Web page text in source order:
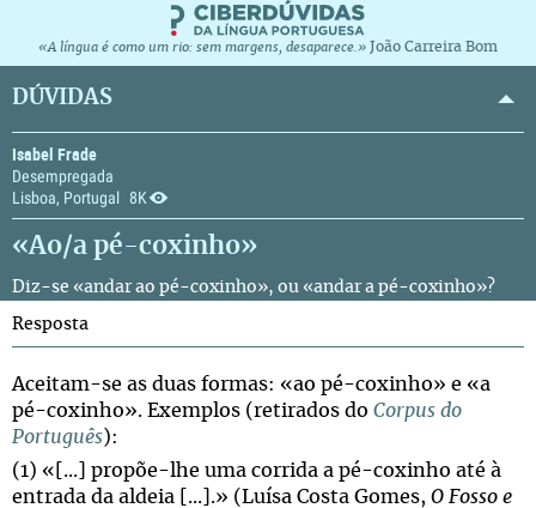
«A língua é como um rio: sem margens, desaparece.» João Carreira Bom
DÚVIDAS
Isabel Frade
Desempregada
Lisboa, Portugal
8K
«Ao/a pé-coxinho»
Diz-se «andar ao pé-coxinho», ou «andar a pé-coxinho»?
Resposta
Aceitam-se as duas formas: «ao pé-coxinho» e «a
pé-coxinho». Exemplos (retirados do Corpus do
Português):
(1) «[...] propõe-lhe uma corrida a pé-coxinho até à
entrada da aldeia [...].» (Luísa Costa Gomes, O Fosso e